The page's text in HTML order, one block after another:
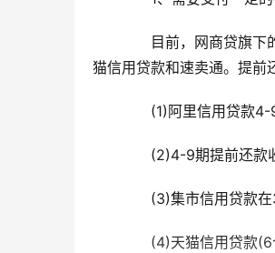
目前，网商贷旗下的
猫信用贷款和速卖通。提前
(1)阿里信用贷款4-9
(2)4-9期提前还款收
(3)集市信用贷款在3
(4)天猫信用贷款(6